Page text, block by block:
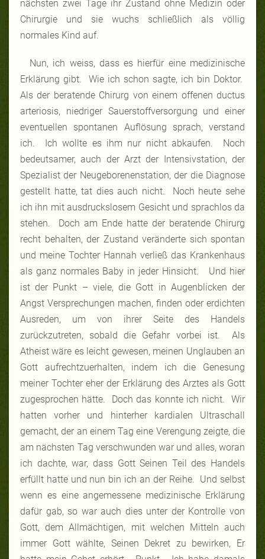
nächsten zwei Tage ihr Zustand ohne Medizin oder
Chirurgie und sie wuchs schließlich als völlig
normales Kind auf.
Nun, ich weiss, dass es hierfür eine medizinische
Erklärung gibt. Wie ich schon sagte, ich bin Doktor.
Als der beratende Chirurg von einem offenen ductus
arteriosis, niedriger Sauerstoffversorgung und einer
eventuellen spontanen Auflösung sprach, verstand
ich. Ich wollte es ihm nur nicht abkaufen. Noch
bedeutsamer, auch der Arzt der Intensivstation, der
Spezialist der Neugeborenenstation, der die Diagnose
gestellt hatte, tat dies auch nicht. Noch heute sehe
ich ihn mit ausdruckslosem Gesicht und sprachlos da
stehen. Doch am Ende hatte der beratende Chirurg
recht behalten, der Zustand veränderte sich spontan
und meine Tochter Hannah verließ das Krankenhaus
als ganz normales Baby in jeder Hinsicht. Und hier
ist der Punkt – viele, die Gott in Augenblicken der
Angst Versprechungen machen, finden oder erdichten
Ausreden, um von ihrer Seite des Handels
zurückzutreten, sobald die Gefahr vorbei ist. Als
Atheist wäre es leicht gewesen, meinen Unglauben an
Gott aufrechtzuerhalten, indem ich die Genesung
meiner Tochter eher der Erklärung des Arztes als Gott
zugesprochen hätte. Doch das konnte ich nicht. Wir
hatten vorher und hinterher kardialen Ultraschall
gemacht, der an einem Tag eine Verengung zeigte, die
am nächsten Tag verschwunden war und alles, woran
ich dachte, war, dass Gott Seinen Teil des Handels
erfüllt hatte und nun bin ich an der Reihe. Und selbst
wenn es eine angemessene medizinische Erklärung
dafür gab, so war auch dies unter der Kontrolle von
Gott, dem Allmächtigen, mit welchen Mitteln auch
immer Gott wählte, Seinen Dekret zu bewirken, Er